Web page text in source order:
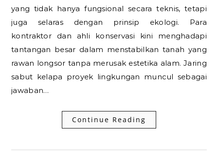
yang tidak hanya fungsional secara teknis, tetapi
juga selaras dengan prinsip ekologi. Para
kontraktor dan ahli konservasi kini menghadapi
tantangan besar dalam menstabilkan tanah yang
rawan longsor tanpa merusak estetika alam. Jaring
sabut kelapa proyek lingkungan muncul sebagai
jawaban…
Continue Reading